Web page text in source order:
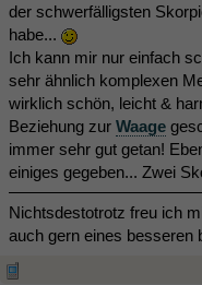
der schwerfälligsten
habe...
Ich kann mir nur einfach
sehr ähnlich komplexen
wirklich schön, leicht &
Beziehung zur Waage
immer sehr gut getan!
einiges gegeben... Zwei
Nichtsdestotrotz freu ich
auch gern eines besseren